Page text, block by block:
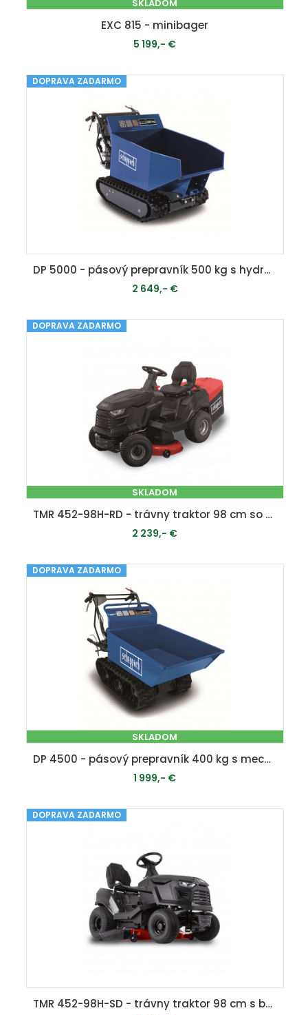
SKLADOM
EXC 815 - minibager
5 199,- €
PRIDAŤ DO KOŠÍKA
DOPRAVA ZADARMO
DP 5000 - pásový prepravník 500 kg s hydraulickým sklápaním korby
2 649,- €
MOMENTÁLNE VYPREDANÉ
DOPRAVA ZADARMO
SKLADOM
TMR 452-98H-RD - trávny traktor 98 cm so zadným vyhadzovaním a hydrostatickou prevodovkou
2 239,- €
PRIDAŤ DO KOŠÍKA
DOPRAVA ZADARMO
SKLADOM
DP 4500 - pásový prepravník 400 kg s mechanickým sklápaním korby
1 999,- €
PRIDAŤ DO KOŠÍKA
DOPRAVA ZADARMO
TMR 452-98H-SD - trávny traktor 98 cm s bočným vyhadzovaním a hydrostatickou prevodovkou